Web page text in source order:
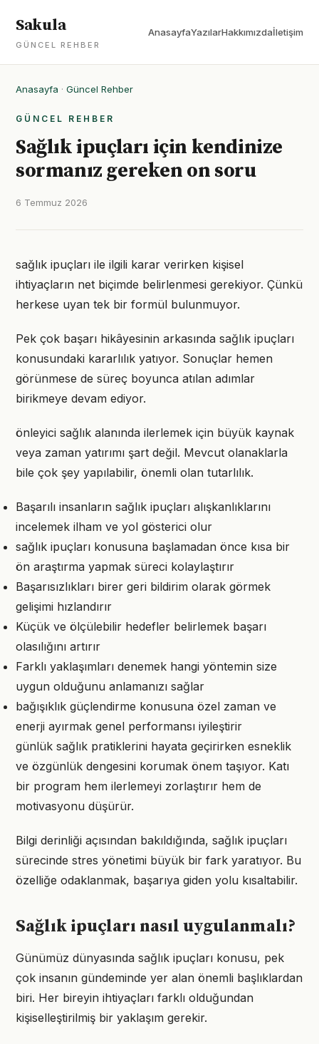
Sakula
GÜNCEL REHBER
AnasayfaYazılarHakkımızdaİletişim
Anasayfa · Güncel Rehber
GÜNCEL REHBER
Sağlık ipuçları için kendinize
sormanız gereken on soru
6 Temmuz 2026
sağlık ipuçları ile ilgili karar verirken kişisel
ihtiyaçların net biçimde belirlenmesi gerekiyor. Çünkü
herkese uyan tek bir formül bulunmuyor.
Pek çok başarı hikâyesinin arkasında sağlık ipuçları
konusundaki kararlılık yatıyor. Sonuçlar hemen
görünmese de süreç boyunca atılan adımlar
birikmeye devam ediyor.
önleyici sağlık alanında ilerlemek için büyük kaynak
veya zaman yatırımı şart değil. Mevcut olanaklarla
bile çok şey yapılabilir, önemli olan tutarlılık.
Başarılı insanların sağlık ipuçları alışkanlıklarını
incelemek ilham ve yol gösterici olur
sağlık ipuçları konusuna başlamadan önce kısa bir
ön araştırma yapmak süreci kolaylaştırır
Başarısızlıkları birer geri bildirim olarak görmek
gelişimi hızlandırır
Küçük ve ölçülebilir hedefler belirlemek başarı
olasılığını artırır
Farklı yaklaşımları denemek hangi yöntemin size
uygun olduğunu anlamanızı sağlar
bağışıklık güçlendirme konusuna özel zaman ve
enerji ayırmak genel performansı iyileştirir
günlük sağlık pratiklerini hayata geçirirken esneklik
ve özgünlük dengesini korumak önem taşıyor. Katı
bir program hem ilerlemeyi zorlaştırır hem de
motivasyonu düşürür.
Bilgi derinliği açısından bakıldığında, sağlık ipuçları
sürecinde stres yönetimi büyük bir fark yaratıyor. Bu
özelliğe odaklanmak, başarıya giden yolu kısaltabilir.
Sağlık ipuçları nasıl uygulanmalı?
Günümüz dünyasında sağlık ipuçları konusu, pek
çok insanın gündeminde yer alan önemli başlıklardan
biri. Her bireyin ihtiyaçları farklı olduğundan
kişiselleştirilmiş bir yaklaşım gerekir.